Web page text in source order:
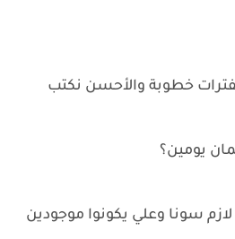
خطوبة والأحسن نكتب
يومين؟
سونا وعلي يكونوا موجودين